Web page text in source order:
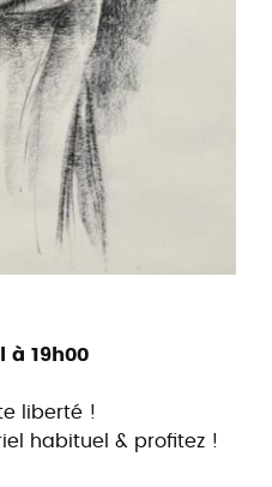
à 19h00
liberté !
habituel & profitez !